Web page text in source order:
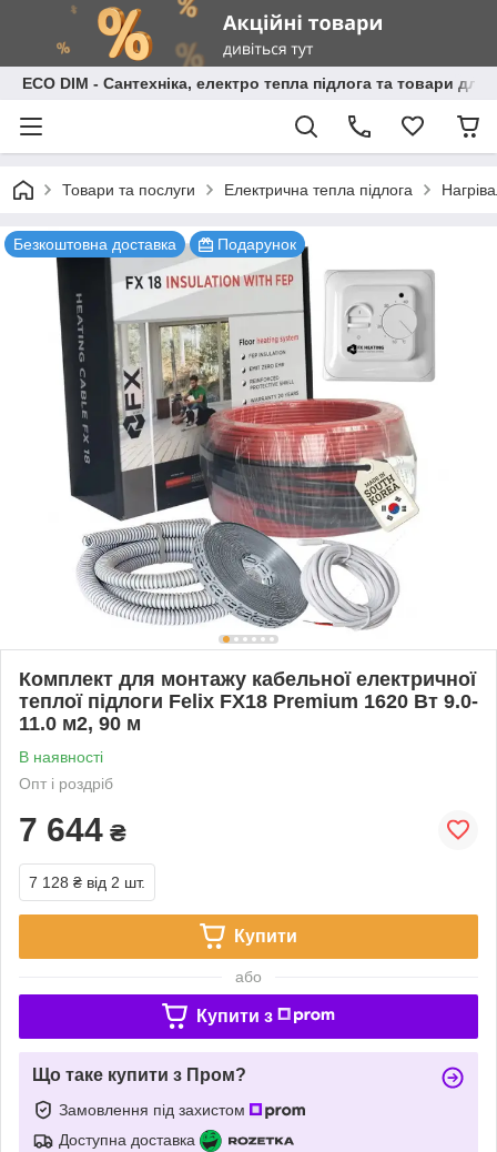
ECO DIM - Сантехніка, електро тепла підлога та товари для
Товари та послуги Електрична тепла підлога
Безкоштовна доставка Подарунок
Комплект для монтажу кабельної електричної
теплої підлоги Felix FX18 Premium 1620 Вт 9.0-
11.0 м2, 90 м
В наявності
Опт і роздріб
7 644 ₴
7 128 ₴ від 2 шт.
Купити
або
Купити з
Що таке купити з Пром?
Замовлення під захистом
Доступна доставка